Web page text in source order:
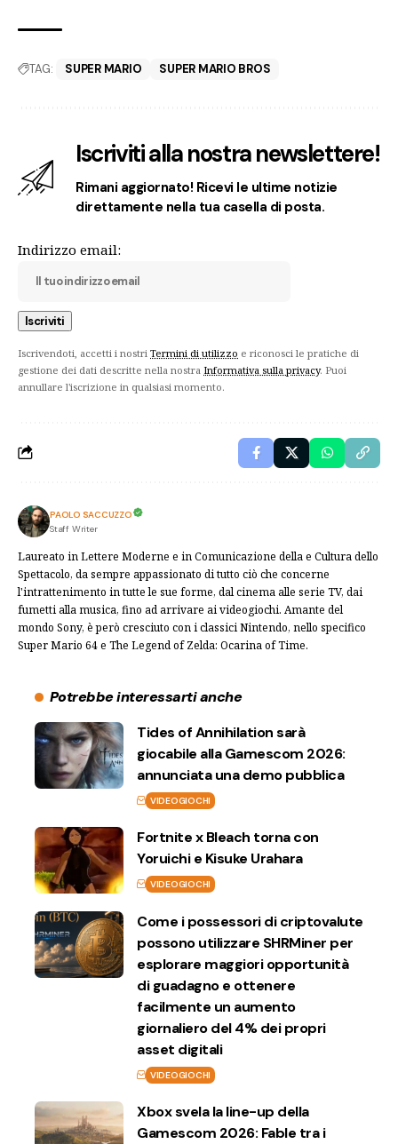
TAG: SUPER MARIO SUPER MARIO BROS
Iscriviti alla nostra newslettere!
Rimani aggiornato! Ricevi le ultime notizie
direttamente nella tua casella di posta.
Indirizzo email:
Iscrivendoti, accetti i nostri Termini di utilizzo e riconosci le pratiche di
gestione dei dati descritte nella nostra Informativa sulla privacy. Puoi
annullare l'iscrizione in qualsiasi momento.
PAOLO SACCUZZO
Staff Writer
Laureato in Lettere Moderne e in Comunicazione della e Cultura dello
Spettacolo, da sempre appassionato di tutto ciò che concerne
l'intrattenimento in tutte le sue forme, dal cinema alle serie TV, dai
fumetti alla musica, fino ad arrivare ai videogiochi. Amante del
mondo Sony, è però cresciuto con i classici Nintendo, nello specifico
Super Mario 64 e The Legend of Zelda: Ocarina of Time.
Potrebbe interessarti anche
Tides of Annihilation sarà
giocabile alla Gamescom 2026:
annunciata una demo pubblica
VIDEOGIOCHI
Fortnite x Bleach torna con
Yoruichi e Kisuke Urahara
VIDEOGIOCHI
Come i possessori di criptovalute
possono utilizzare SHRMiner per
esplorare maggiori opportunità
di guadagno e ottenere
facilmente un aumento
giornaliero del 4% dei propri
asset digitali
VIDEOGIOCHI
Xbox svela la line-up della
Gamescom 2026: Fable tra i